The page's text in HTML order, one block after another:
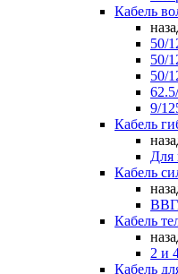
Кабель
50/
50/
50/
9/
Кабель
Для
Кабель
Кабель
2 и
Кабель